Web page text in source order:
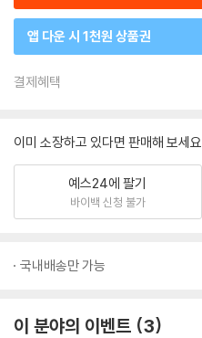
앱 다운 시 1천원 상품권
결제혜택
이미 소장하고 있다면 판매해 보세
예스24에 팔기
바이백 신청 불가
국내배송만 가능
이 분야의 이벤트 3